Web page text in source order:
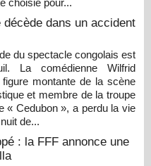
choisie pour...
dans un accident
du spectacle congolais est
La comédienne Wilfrid
figure montante de la scène
et membre de la troupe
« Cedubon », a perdu la vie
de...
: la FFF annonce une